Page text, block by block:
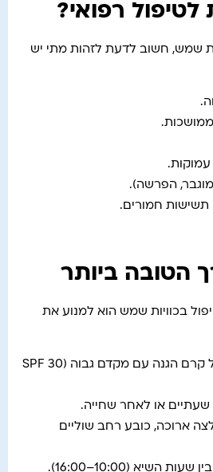
לטיפול רפואי?
שמש, חשוב לדעת לזהות מתי יש
עמוקות.
מוגבר, הפרשה).
תשישות חמורים.
הטובה ביותר
בכוויות שמש הוא למנוע את
מריחה מסודרת של קרם הגנה עם מקדם גבוה (SPF 30
או לאחר שחייה.
ארוכה, כובע רחב שוליים
השיא (10:00–16:00).